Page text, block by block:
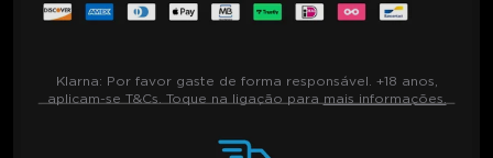
Klarna: Por favor gaste de forma responsável. +18 anos,
aplicam-se T&Cs. Toque na ligação para mais informações.